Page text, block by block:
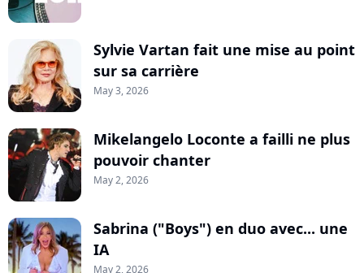
Sylvie Vartan fait une mise au point
sur sa carrière
May 3, 2026
Mikelangelo Loconte a failli ne plus
pouvoir chanter
May 2, 2026
Sabrina ("Boys") en duo avec... une
IA
May 2, 2026